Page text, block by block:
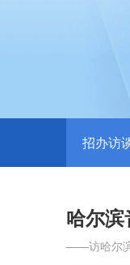
招办访
哈尔
——访哈尔